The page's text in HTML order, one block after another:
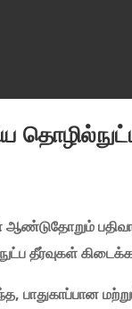
தீர்வுகள்
பாதுகாப்பான